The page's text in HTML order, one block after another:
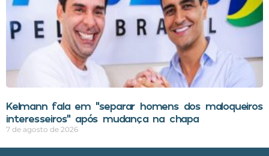
Kelmann fala em “separar homens dos maloqueiros
interesseiros” após mudança na chapa
7 de agosto de 2026